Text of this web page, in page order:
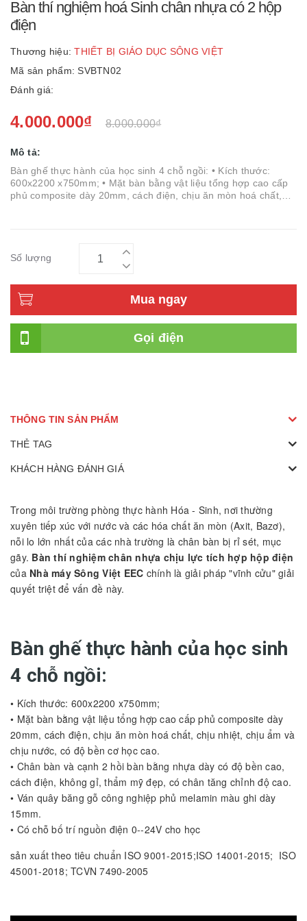
Bàn thí nghiệm hoá Sinh chân nhựa có 2 hộp
điện
Thương hiệu: THIẾT BỊ GIÁO DỤC SÔNG VIỆT
Mã sản phẩm: SVBTN02
Đánh giá:
4.000.000₫ 8.000.000₫
Mô tả:
Bàn ghế thực hành của học sinh 4 chỗ ngồi: • Kích thước:
600x2200 x750mm; • Mặt bàn bằng vật liệu tổng hợp cao cấp
phủ composite dày 20mm, cách điện, chịu ăn mòn hoá chất,
Số lượng
Mua ngay
Gọi điện
THÔNG TIN SẢN PHẨM
THẺ TAG
KHÁCH HÀNG ĐÁNH GIÁ
Trong môi trường phòng thực hành Hóa - Sinh, nơi thường
xuyên tiếp xúc với nước và các hóa chất ăn mòn (Axit, Bazơ),
nỗi lo lớn nhất của các nhà trường là chân bàn bị rỉ sét, mục
gãy. Bàn thí nghiệm chân nhựa chịu lực tích hợp hộp điện
của Nhà máy Sông Việt EEC chính là giải pháp "vĩnh cửu" giải
quyết triệt để vấn đề này.
Bàn ghế thực hành của học sinh
4 chỗ ngồi:
• Kích thước: 600x2200 x750mm;
• Mặt bàn bằng vật liệu tổng hợp cao cấp phủ composite dày
20mm, cách điện, chịu ăn mòn hoá chất, chịu nhiệt, chịu ẩm và
chịu nước, có độ bền cơ học cao.
• Chân bàn và cạnh 2 hồi bàn bằng nhựa dày có độ bền cao,
cách điện, không gỉ, thẩm mỹ đẹp, có chân tăng chỉnh độ cao.
• Ván quây băng gỗ công nghiệp phủ melamin màu ghi dày
15mm.
• Có chỗ bố trí nguồn điện 0--24V cho học
sản xuất theo tiêu chuẩn ISO 9001-2015;ISO 14001-2015; ISO
45001-2018; TCVN 7490-2005